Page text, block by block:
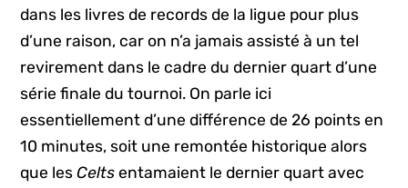
dans les livres de records de la ligue pour plus
d’une raison, car on n’a jamais assisté à un tel
revirement dans le cadre du dernier quart d’une
série finale du tournoi. On parle ici
essentiellement d’une différence de 26 points en
10 minutes, soit une remontée historique alors
que lesCelts entamaient le dernier quart avec